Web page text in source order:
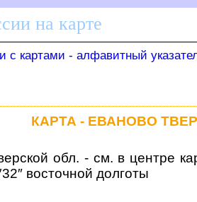
на карте
с картами - алфавитный
КАРТА - ЕВАНОВО
обл. - см. в центре
восточной долготы